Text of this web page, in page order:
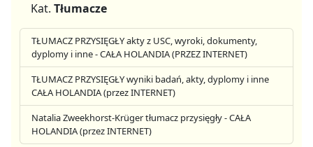
Kat. Tłumacze
TŁUMACZ PRZYSIĘGŁY akty z USC, wyroki, dokumenty,
dyplomy i inne - CAŁA HOLANDIA (PRZEZ INTERNET)
TŁUMACZ PRZYSIĘGŁY wyniki badań, akty, dyplomy i inne
CAŁA HOLANDIA (przez INTERNET)
Natalia Zweekhorst-Krüger tłumacz przysięgły - CAŁA
HOLANDIA (przez INTERNET)